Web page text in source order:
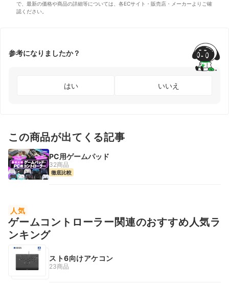
で、最新の価格や商品の詳細等については、各ECサイト・販売店・メーカーよりご確
認ください。
参考になりましたか？
はい いいえ
この商品が出てくる記事
PC用ゲームパッド
32商品
徹底比較
人気
ゲームコントローラー関連のおすすめ人気ラ
ンキング
スト6向けアケコン
23商品